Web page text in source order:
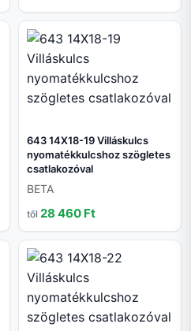
643 14X18-19 Villáskulcs
nyomatékkulcshoz szögletes
csatlakozóval
BETA
től 28 460 Ft